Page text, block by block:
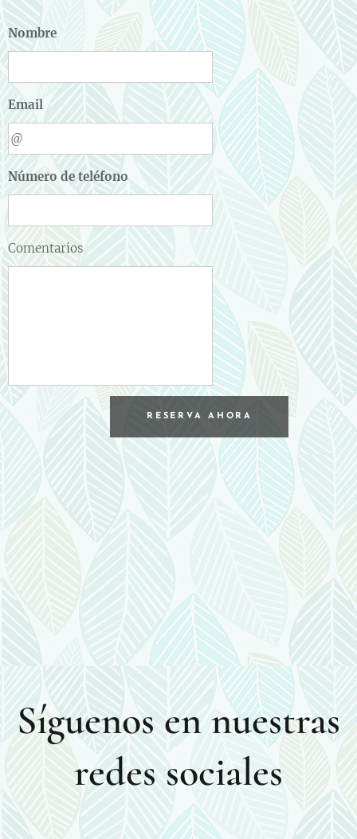
Nombre
Email
Número de teléfono
Comentarios
RESERVA AHORA
Síguenos en nuestras
redes sociales